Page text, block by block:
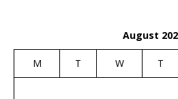
August
M T W T